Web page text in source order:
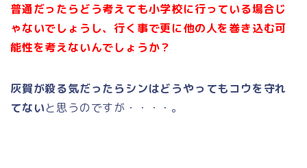
普通だったらどう考えても小学校に行っている場合じ
ゃないでしょうし、行く事で更に他の人を巻き込む可
能性を考えないんでしょうか？
灰賀が殺る気だったらシンはどうやってもコウを守れ
てないと思うのですが・・・・。